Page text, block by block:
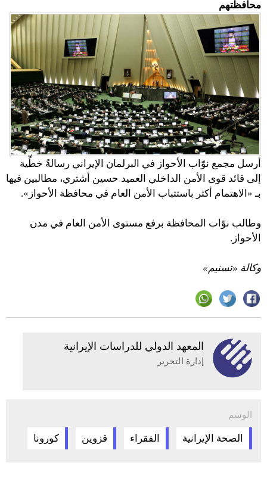
محافظتهم
أرسل مجمع نوّاب الأحواز في البرلمان الإيراني رسالةً خطِّية
إلى قائد قوى الأمن الداخلي العميد حسين أشتري، مطالبين فيها
بـ «الاهتمام أكثر باستتباب الأمن العام في محافظة الأحواز».
وطالب نوّاب المحافظة برفع مستوى الأمن العام في مدن
الأحواز.
وكالة «تسنيم»
المعهد الدولي للدراسات الإيرانية
إدارة التحرير
الوسم
الصحة الإيرانية الفقراء قزوين كورونا